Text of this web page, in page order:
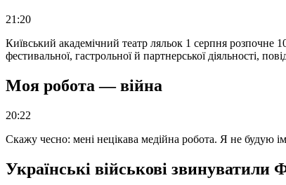
21:20
Київський академічний театр ляльок 1 серпня розпочне
фестивальної, гастрольної й партнерської діяльності,
Моя робота — війна
20:22
Скажу чесно: мені нецікава медійна робота. Я не будую
Українські військові звинуватили